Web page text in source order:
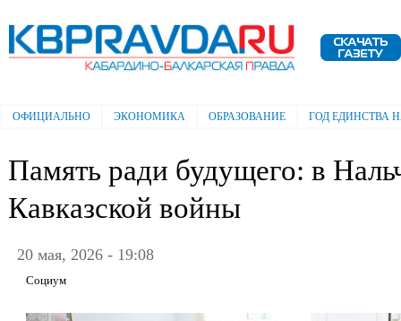
Электронная газета "Кабардино-
Балкарская правда"
Главное меню
ОФИЦИАЛЬНО ЭКОНОМИКА ОБРАЗОВАНИЕ ГОД ЕДИНСТВА
Память ради будущего: в
Кавказской войны
20 мая, 2026 - 19:08
Социум